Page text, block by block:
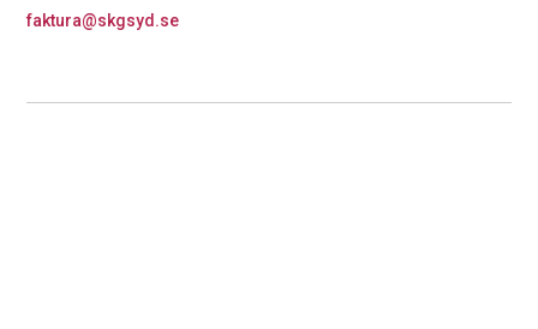
faktura@skgsyd.se